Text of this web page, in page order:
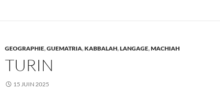
GEOGRAPHIE,GUEMATRIA,KABBALAH,LANGAGE,MACHIAH
TURIN
15 JUIN 2025